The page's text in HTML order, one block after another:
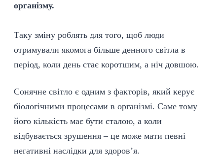
організму.
Таку зміну роблять для того, щоб люди
отримували якомога більше денного світла в
період, коли день стає коротшим, а ніч довшою.
Сонячне світло є одним з факторів, який керує
біологічними процесами в організмі. Саме тому
його кількість має бути сталою, а коли
відбувається зрушення – це може мати певні
негативні наслідки для здоров’я.